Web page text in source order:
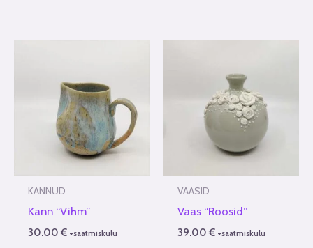
KANNUD
Kann “Vihm”
30.00€ +saatmiskulu
VAASID
Vaas “Roosid”
39.00€ +saatmiskulu